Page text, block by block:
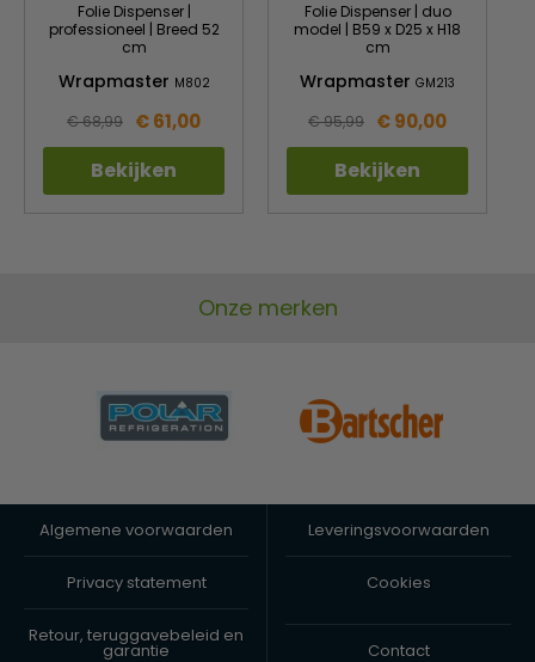
Folie Dispenser |
professioneel | Breed 52
cm
Wrapmaster M802
€ 68,99 € 61,00
Bekijken
Folie Dispenser | duo
model | B59 x D25 x H18
cm
Wrapmaster GM213
€ 95,99 € 90,00
Bekijken
Onze merken
Algemene voorwaarden Leveringsvoorwaarden
Privacy statement Cookies
Retour, teruggavebeleid en
garantie Contact